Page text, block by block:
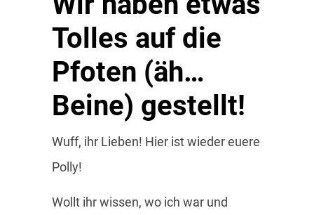
Tolles auf die
Pfoten (äh…
Beine) gestellt!
Wuff, ihr Lieben! Hier ist wieder euere
Polly!
Wollt ihr wissen, wo ich war und